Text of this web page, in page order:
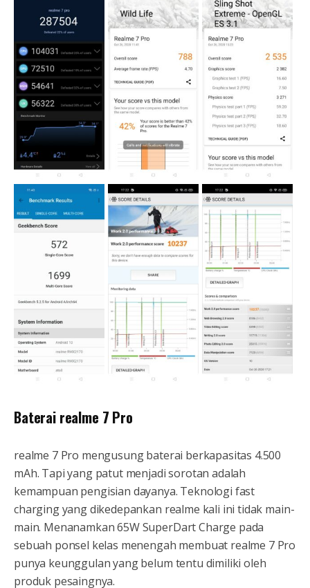
Baterai realme 7 Pro
realme 7 Pro mengusung baterai berkapasitas 4.500
mAh. Tapi yang patut menjadi sorotan adalah
kemampuan pengisian dayanya. Teknologi fast
charging yang dikedepankan realme kali ini tidak main-
main. Menanamkan 65W SuperDart Charge pada
sebuah ponsel kelas menengah membuat realme 7 Pro
punya keunggulan yang belum tentu dimiliki oleh
produk pesaingnya.